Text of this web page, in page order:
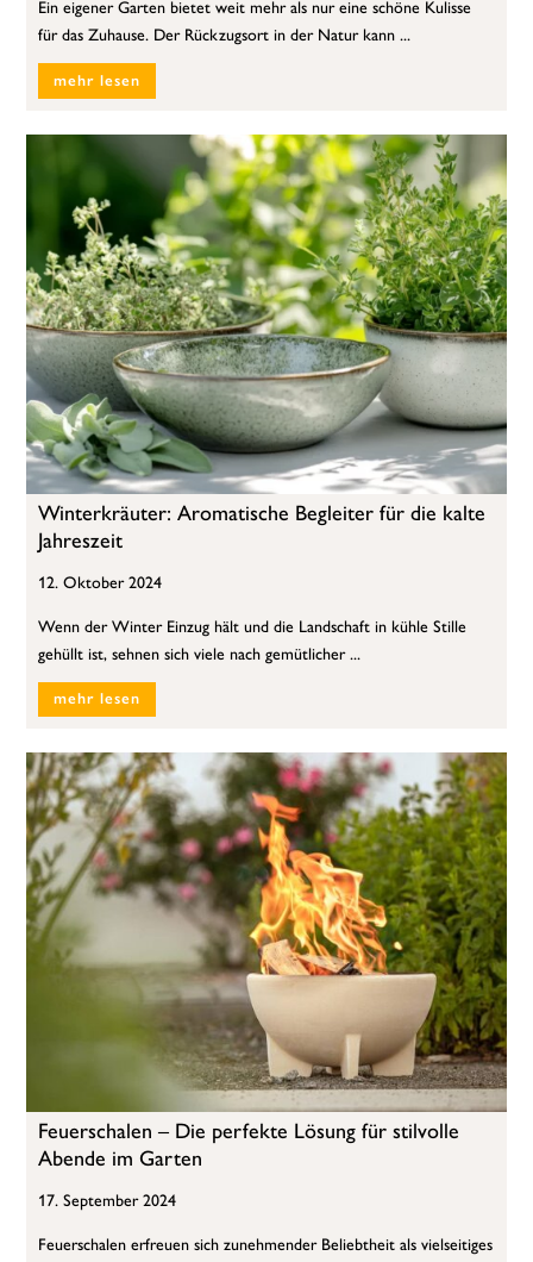
Ein eigener Garten bietet weit mehr als nur eine schöne Kulisse
für das Zuhause. Der Rückzugsort in der Natur kann ...
mehr lesen
Winterkräuter: Aromatische Begleiter für die kalte
Jahreszeit
12. Oktober 2024
Wenn der Winter Einzug hält und die Landschaft in kühle Stille
gehüllt ist, sehnen sich viele nach gemütlicher ...
mehr lesen
Feuerschalen – Die perfekte Lösung für stilvolle
Abende im Garten
17. September 2024
Feuerschalen erfreuen sich zunehmender Beliebtheit als vielseitiges